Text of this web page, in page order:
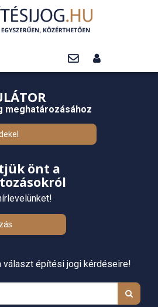
meghatározásához
önt a
választ építési jogi kérdéseire!